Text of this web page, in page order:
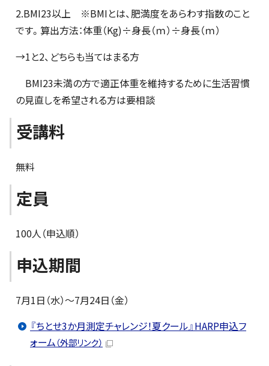
2.BMI23以上 ※BMIとは、肥満度をあらわす指数のこと
です。算出方法：体重（Kg)÷身長（ｍ）÷身長（ｍ）
→1と2、どちらも当てはまる方
BMI23未満の方で適正体重を維持するために生活習慣
の見直しを希望される方は要相談
受講料
無料
定員
100人（申込順）
申込期間
7月1日（水）～7月24日（金）
『ちとせ3か月測定チャレンジ！夏クール』HARP申込フ
ォーム（外部リンク）